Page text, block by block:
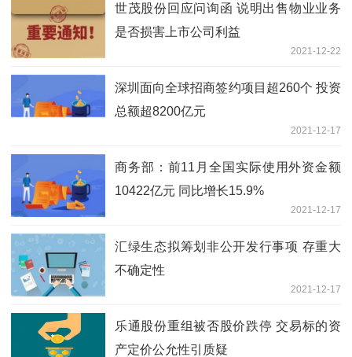
世茂股份回应问询函 说明出售物业业务
是否损害上市公司利益
2021-12-22
深圳面向全球招商签约项目超260个 投资
总额超8200亿元
2021-12-17
商务部：前11月全国实际使用外资金额
10422亿元 同比增长15.9%
2021-12-17
汇绿生态拟筹划非公开发行事项 存重大
不确定性
2021-12-17
乐通股份重组被否股价跌停 交易标的资
产定价公允性引质疑